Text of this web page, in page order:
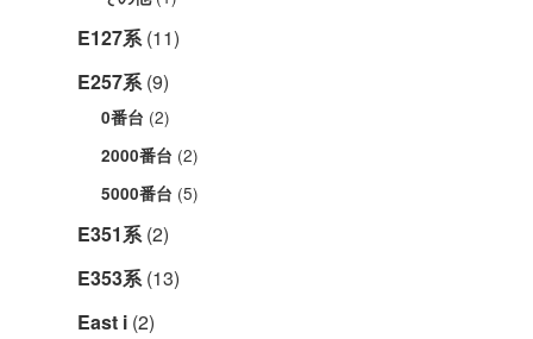
E127系 (11)
E257系 (9)
0番台 (2)
2000番台 (2)
5000番台 (5)
E351系 (2)
E353系 (13)
East i (2)